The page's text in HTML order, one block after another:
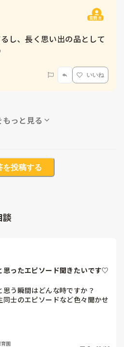
質問主
し、長く思い出の品として
いいね
もっと見る
を投稿する
談
思ったエピソード聞きたいです♡
う瞬間はどんな時ですか？
士のエピソードなど色々聞かせ
ニコーーっと笑顔を見せてくれ
に覚えています🥹
園